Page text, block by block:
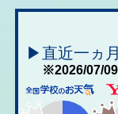
▶直近一ヵ
※2026/07/